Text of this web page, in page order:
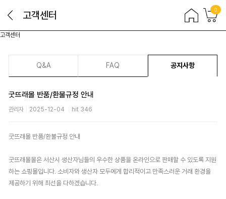
고객센터 0
고객센터
Q&A FAQ 공지사항
굿뜨래몰 반품/환불규정 안내
관리자 2025-12-04 hit 346
굿뜨래몰 반품/환불규정 안내
굿뜨래몰몰은 서산시 생산자님들의 우수한 상품을 온라인으로 판매할 수 있도록 지원
하는 쇼핑몰입니다. 소비자와 생산자 모두에게 합리적이고 만족스러운 거래 환경을
제공하기 위해 최선을 다하겠습니다.